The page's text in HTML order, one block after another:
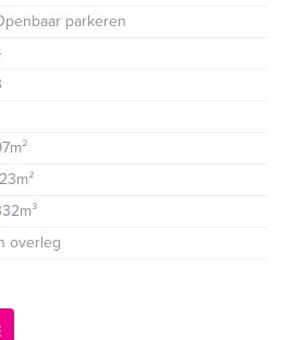
parkeren
overleg